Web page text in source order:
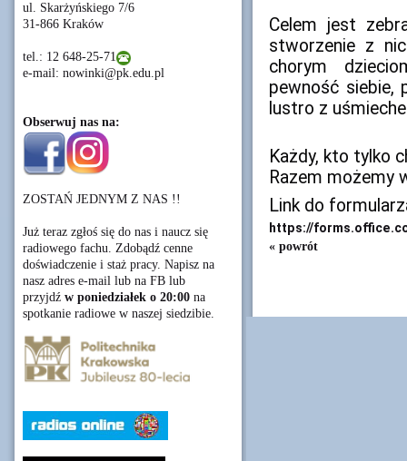
ul. Skarżyńskiego 7/6
31-866 Kraków
tel.: 12 648-25-71
e-mail: nowinki@pk.edu.pl
Obserwuj nas na:
ZOSTAŃ JEDNYM Z NAS !!
Już teraz zgłoś się do nas i naucz się
radiowego fachu. Zdobądź cenne
doświadczenie i staż pracy. Napisz na
nasz adres e-mail lub na FB lub
przyjdź w poniedziałek o 20:00 na
spotkanie radiowe w naszej siedzibie.
Celem jest
stworzenie z
chorym
pewność siebie,
lustro z
Każdy, kto tylko
Razem możemy
Link do
https://
« powrót